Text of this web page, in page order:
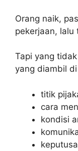
Orang naik,
pekerjaan, lalu
Tapi yang
yang diambil
titik
cara
kondisi